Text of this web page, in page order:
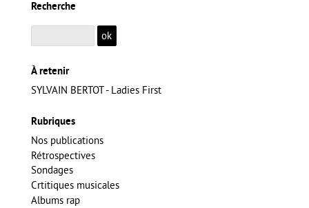
Recherche
À retenir
SYLVAIN BERTOT - Ladies First
Rubriques
Nos publications
Rétrospectives
Sondages
Crtitiques musicales
Albums rap